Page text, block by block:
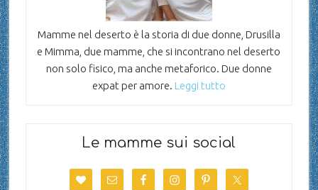
Mamme nel deserto è la storia di due donne, Drusilla
e Mimma, due mamme, che si incontrano nel deserto
non solo fisico, ma anche metaforico. Due donne
expat per amore. Leggi tutto
Le mamme sui social